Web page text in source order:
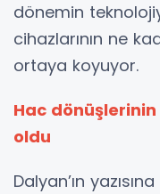
dönemin
cihazlarının ne
ortaya koyuyor.
Hac
oldu
Dalyan’ın